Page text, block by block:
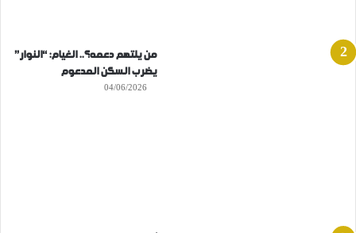
من يلتهم دعمه؟.. الغيام: “النوار”
يضرب السكن المدعوم
04/06/2026